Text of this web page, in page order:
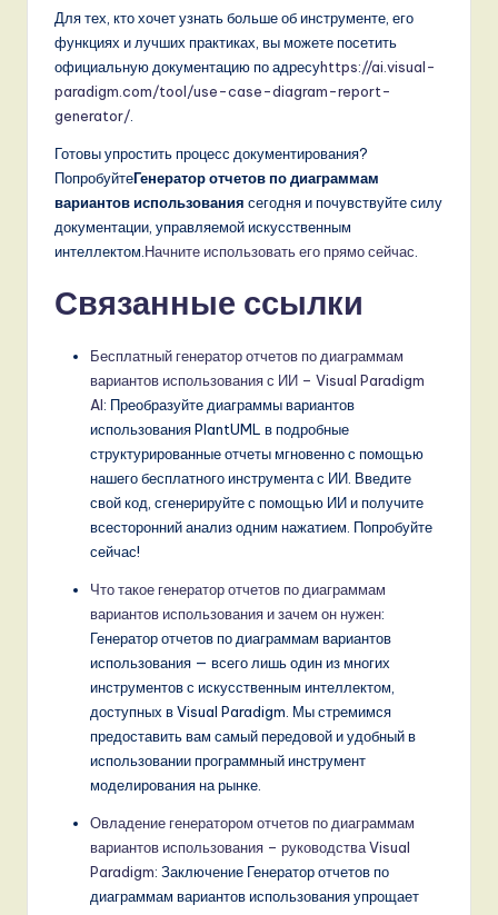
Для тех, кто хочет узнать больше об инструменте, его
функциях и лучших практиках, вы можете посетить
официальную документацию по адресуhttps://ai.visual-
paradigm.com/tool/use-case-diagram-report-
generator/
Готовы упростить процесс документирования?
ПопробуйтеГенератор отчетов по диаграммам
вариантов использования сегодня и почувствуйте силу
документации, управляемой искусственным
интеллектом. Начните использовать его прямо сейчас
Связанные ссылки
Бесплатный генератор отчетов по диаграммам
вариантов использования с ИИ – Visual Paradigm
AI: Преобразуйте диаграммы вариантов
использования PlantUML в подробные
структурированные отчеты мгновенно с помощью
нашего бесплатного инструмента с ИИ. Введите
свой код, сгенерируйте с помощью ИИ и получите
всесторонний анализ одним нажатием. Попробуйте
сейчас!
Что такое генератор отчетов по диаграммам
вариантов использования и зачем он нужен:
Генератор отчетов по диаграммам вариантов
использования — всего лишь один из многих
инструментов с искусственным интеллектом,
доступных в Visual Paradigm. Мы стремимся
предоставить вам самый передовой и удобный в
использовании программный инструмент
моделирования на рынке.
Овладение генератором отчетов по диаграммам
вариантов использования – руководства Visual
Paradigm: Заключение Генератор отчетов по
диаграммам вариантов использования упрощает